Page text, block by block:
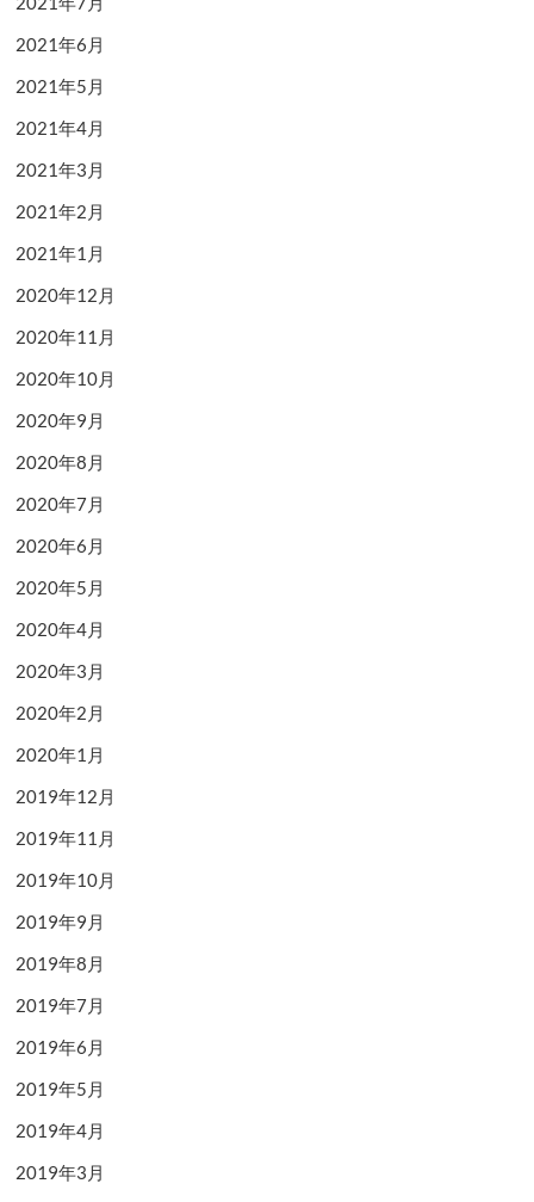
2021年6月
2021年5月
2021年4月
2021年3月
2021年2月
2021年1月
2020年12月
2020年11月
2020年10月
2020年9月
2020年8月
2020年7月
2020年6月
2020年5月
2020年4月
2020年3月
2020年2月
2020年1月
2019年12月
2019年11月
2019年10月
2019年9月
2019年8月
2019年7月
2019年6月
2019年5月
2019年4月
2019年3月